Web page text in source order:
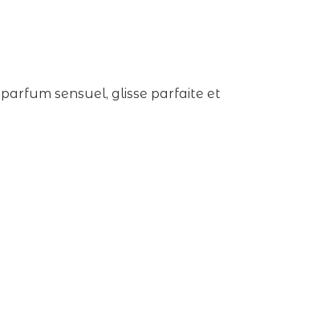
sensuel, glisse parfaite et